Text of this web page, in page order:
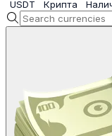
USDT
Крипта